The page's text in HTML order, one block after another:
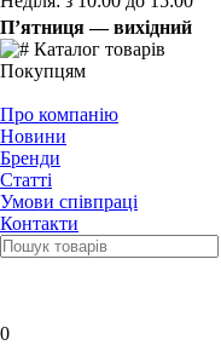
П’ятниця — вихідний
Каталог товарів
Покупцям
Про компанію
Новини
Бренди
Статті
Умови співпраці
Контакти
0